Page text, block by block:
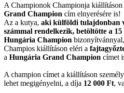
A Championok Championja kiállításon
Grand Champion cím elnyerésére is!
Az a kutya, aki külföldi tulajdonban
számmal rendelkezik, betöltötte a
Hungária Champion
Champios kiállításon eléri a
a Hungária Grand Champion címet
A champion címet a kiállításon
lehet megigényelni, a díja 12 000 Ft,